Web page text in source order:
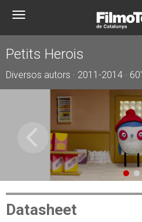
Toggle
Petits Herois
Diversos autors · 2011-2014 · 60'
Datasheet